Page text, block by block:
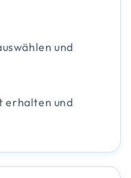
und
erhalten und